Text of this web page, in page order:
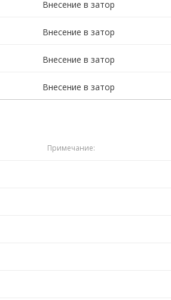
Внесение в затор
Внесение в затор
Внесение в затор
Внесение в затор
Примечание: